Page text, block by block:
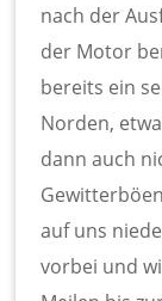
nach der
der Motor
bereits ein
Norden,
dann auch
auf uns
vorbei und